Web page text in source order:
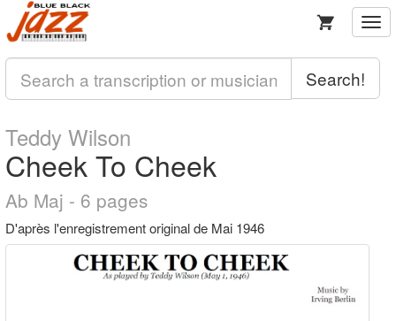
Search!
Teddy Wilson
Cheek To Cheek
Ab Maj - 6 pages
D'après l'enregistrement original de Mai 1946